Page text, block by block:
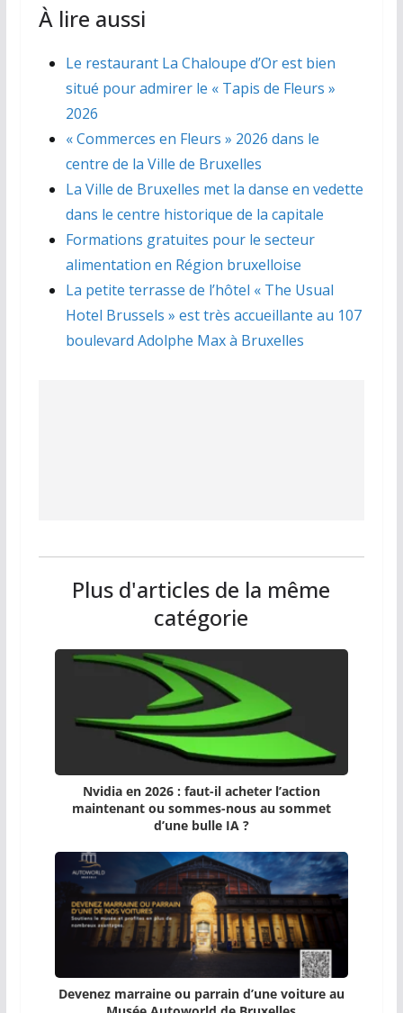
À lire aussi
Le restaurant La Chaloupe d’Or est bien
situé pour admirer le « Tapis de Fleurs »
2026
« Commerces en Fleurs » 2026 dans le
centre de la Ville de Bruxelles
La Ville de Bruxelles met la danse en vedette
dans le centre historique de la capitale
Formations gratuites pour le secteur
alimentation en Région bruxelloise
La petite terrasse de l’hôtel « The Usual
Hotel Brussels » est très accueillante au 107
boulevard Adolphe Max à Bruxelles
Plus d'articles de la même
catégorie
Nvidia en 2026 : faut-il acheter l’action
maintenant ou sommes-nous au sommet
d’une bulle IA ?
Devenez marraine ou parrain d’une voiture au